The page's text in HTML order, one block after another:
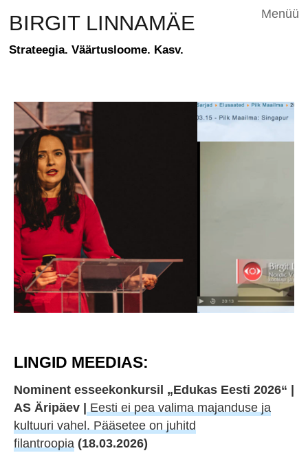
BIRGIT LINNAMÄE
Strateegia. Väärtusloome. Kasv.
Menüü
LINGID MEEDIAS:
Nominent esseekonkursil „Edukas Eesti 2026“ |
AS Äripäev |
Eesti ei pea valima majanduse ja
kultuuri vahel. Pääsetee on juhitd
filantroopia (18.03.2026)